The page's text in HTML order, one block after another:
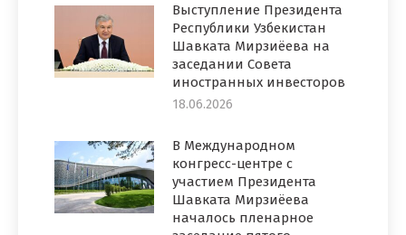
Выступление Президента
Республики Узбекистан
Шавката Мирзиёева на
заседании Совета
иностранных инвесторов
18.06.2026
В Международном
конгресс-центре с
участием Президента
Шавката Мирзиёева
началось пленарное